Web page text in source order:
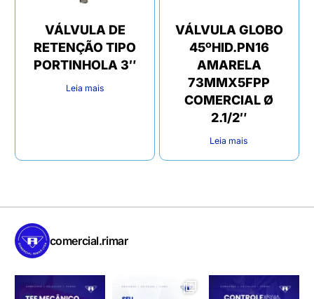
VÁLVULA DE
RETENÇÃO TIPO
PORTINHOLA 3″
Leia mais
VÁLVULA GLOBO
45ºHID.PN16
AMARELA
73MMX5FPP
COMERCIAL Ø
2.1/2″
Leia mais
comercial.rimar